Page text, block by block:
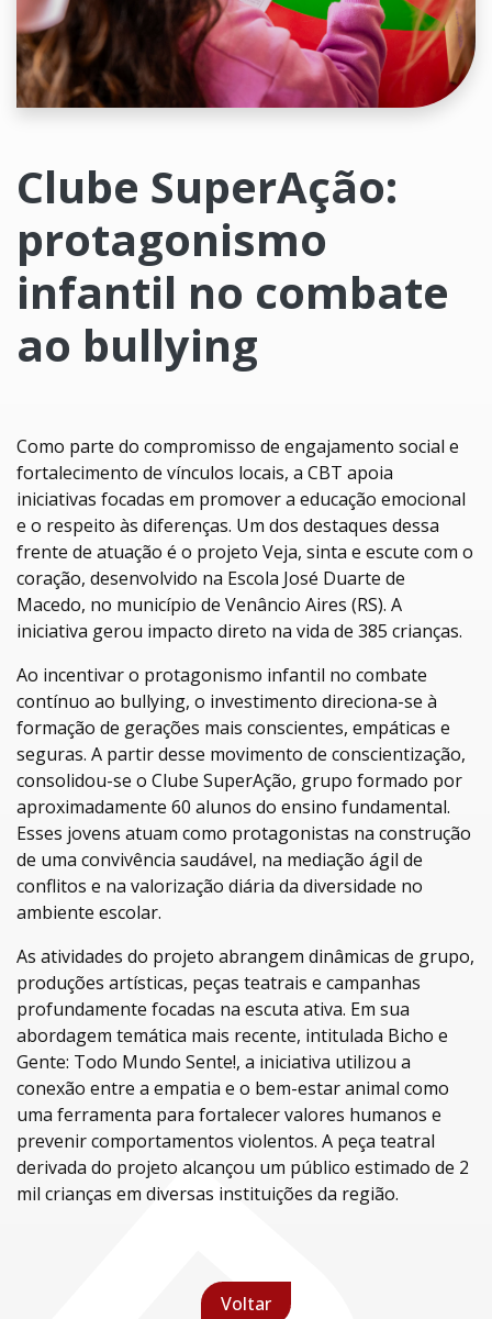
Clube SuperAção:
protagonismo
infantil no combate
ao bullying
Como parte do compromisso de engajamento social e
fortalecimento de vínculos locais, a CBT apoia
iniciativas focadas em promover a educação emocional
e o respeito às diferenças. Um dos destaques dessa
frente de atuação é o projeto Veja, sinta e escute com o
coração, desenvolvido na Escola José Duarte de
Macedo, no município de Venâncio Aires (RS). A
iniciativa gerou impacto direto na vida de 385 crianças.
Ao incentivar o protagonismo infantil no combate
contínuo ao bullying, o investimento direciona-se à
formação de gerações mais conscientes, empáticas e
seguras. A partir desse movimento de conscientização,
consolidou-se o Clube SuperAção, grupo formado por
aproximadamente 60 alunos do ensino fundamental.
Esses jovens atuam como protagonistas na construção
de uma convivência saudável, na mediação ágil de
conflitos e na valorização diária da diversidade no
ambiente escolar.
As atividades do projeto abrangem dinâmicas de grupo,
produções artísticas, peças teatrais e campanhas
profundamente focadas na escuta ativa. Em sua
abordagem temática mais recente, intitulada Bicho e
Gente: Todo Mundo Sente!, a iniciativa utilizou a
conexão entre a empatia e o bem-estar animal como
uma ferramenta para fortalecer valores humanos e
prevenir comportamentos violentos. A peça teatral
derivada do projeto alcançou um público estimado de 2
mil crianças em diversas instituições da região.
Voltar